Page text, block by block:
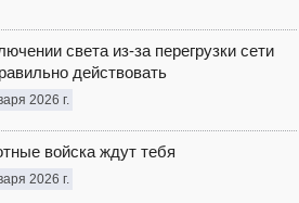
света из-за перегрузки сети
действовать
2026 г.
войска ждут тебя
2026 г.